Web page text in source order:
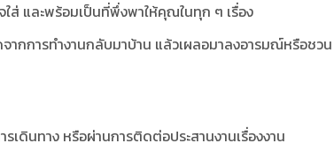
ส่ และพร้อมเป็นที่พึ่งพาให้คุณในทุก ๆ เรื่อง
จากการทำงานกลับมาบ้าน แล้วเผลอมาลงอารมณ์หรือชวน
ดินทาง หรือผ่านการติดต่อประสานงานเรื่องงาน